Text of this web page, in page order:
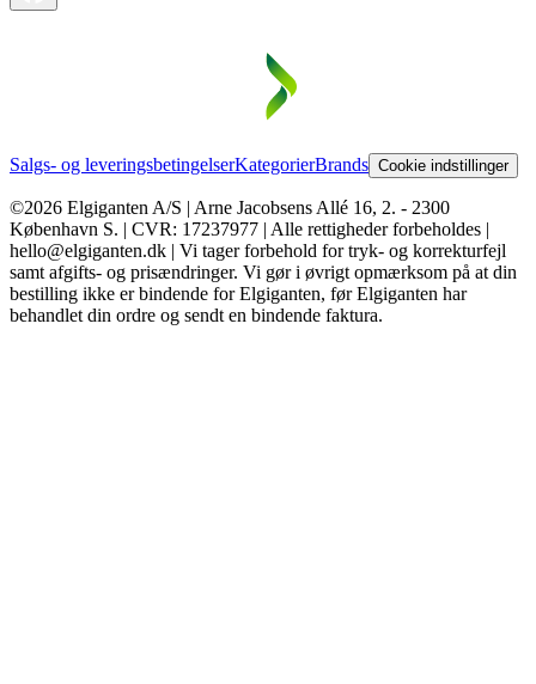
Salgs- og leveringsbetingelserKategorierBrands Cookie indstillinger
©2026 Elgiganten A/S | Arne Jacobsens Allé 16, 2. - 2300
København S. | CVR: 17237977 | Alle rettigheder forbeholdes |
hello@elgiganten.dk | Vi tager forbehold for tryk- og korrekturfejl
samt afgifts- og prisændringer. Vi gør i øvrigt opmærksom på at din
bestilling ikke er bindende for Elgiganten, før Elgiganten har
behandlet din ordre og sendt en bindende faktura.